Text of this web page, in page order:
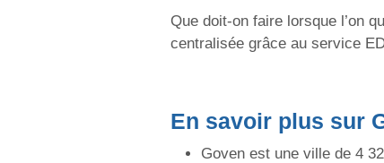
Que doit-on faire lorsque l’on
centralisée grâce au service
En savoir plus sur
Goven est une ville de 4